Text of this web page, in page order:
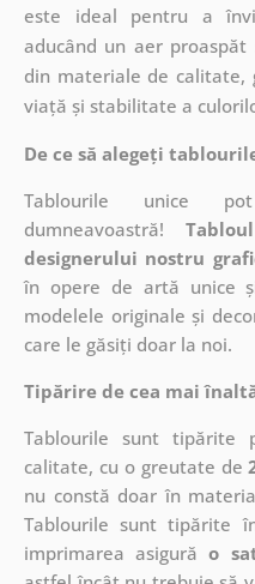
este ideal pentru a
aducând un aer
din materiale de calitate,
viață și stabilitate a
De ce să alegeți
Tablourile unice
dumneavoastră!
designerului nostru
în opere de artă unice
modelele originale și
care le găsiți doar la noi.
Tipărire de cea mai
Tablourile sunt tipărite
calitate, cu o greutate de
nu constă doar în
Tablourile sunt tipărite
imprimarea asigurăo